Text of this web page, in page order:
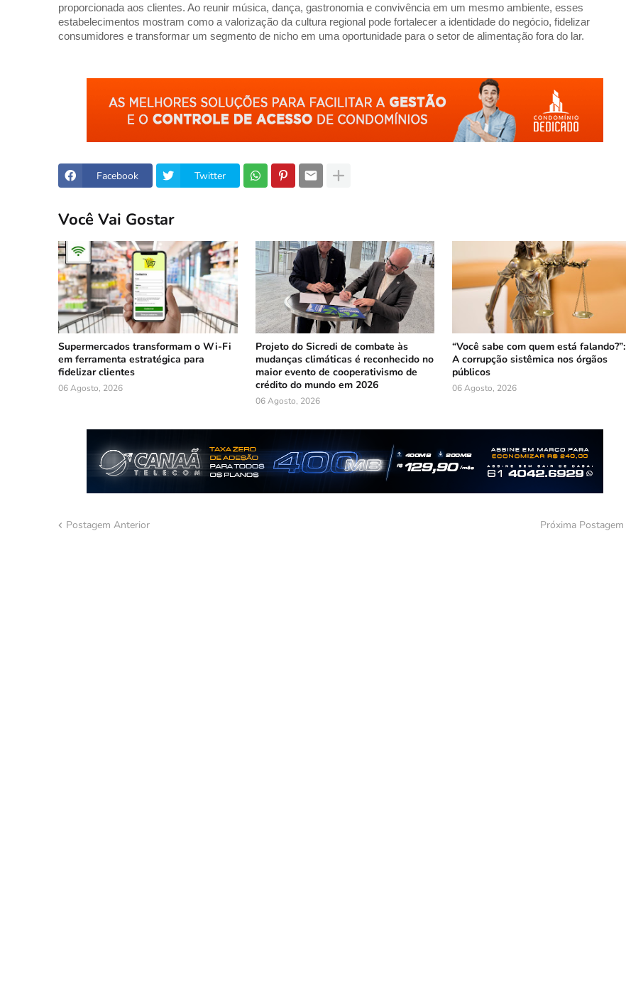
proporcionada aos clientes. Ao reunir música, dança, gastronomia e convivência em um mesmo ambiente, esses
estabelecimentos mostram como a valorização da cultura regional pode fortalecer a identidade do negócio, fidelizar
consumidores e transformar um segmento de nicho em uma oportunidade para o setor de alimentação fora do lar.
Facebook Twitter
Você Vai Gostar
Supermercados transformam o Wi-Fi
em ferramenta estratégica para
fidelizar clientes
06 Agosto, 2026
Projeto do Sicredi de combate às
mudanças climáticas é reconhecido no
maior evento de cooperativismo de
crédito do mundo em 2026
06 Agosto, 2026
“Você sabe com quem está falando?”:
A corrupção sistêmica nos órgãos
públicos
06 Agosto, 2026
Postagem Anterior Próxima Postagem